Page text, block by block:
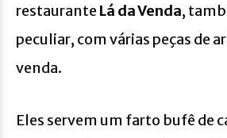
restauranteLá da Venda,
peculiar, com várias peças de
venda.
Eles servem um farto bufê de